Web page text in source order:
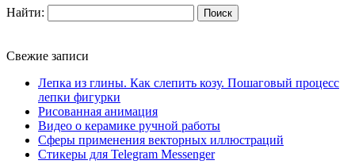
Найти:
Свежие записи
Лепка из глины. Как слепить козу. Пошаговый процесс
лепки фигурки
Рисованная анимация
Видео о керамике ручной работы
Сферы применения векторных иллюстраций
Стикеры для Telegram Messenger